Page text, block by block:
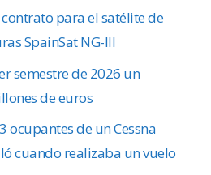
para el satélite de
SpainSat NG-III
semestre de 2026 un
de euros
ocupantes de un Cessna
cuando realizaba un vuelo